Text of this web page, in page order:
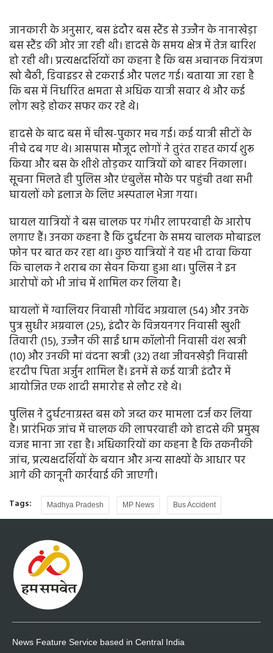
जानकारी के अनुसार, बस इंदौर बस स्टैंड से उज्जैन के नानाखेड़ा
बस स्टैंड की ओर जा रही थी। हादसे के समय क्षेत्र में तेज बारिश
हो रही थी। प्रत्यक्षदर्शियों का कहना है कि बस अचानक नियंत्रण
खो बैठी, डिवाइडर से टकराई और पलट गई। बताया जा रहा है
कि बस में निर्धारित क्षमता से अधिक यात्री सवार थे और कई
लोग खड़े होकर सफर कर रहे थे।
हादसे के बाद बस में चीख-पुकार मच गई। कई यात्री सीटों के
नीचे दब गए थे। आसपास मौजूद लोगों ने तुरंत राहत कार्य शुरू
किया और बस के शीशे तोड़कर यात्रियों को बाहर निकाला।
सूचना मिलते ही पुलिस और एंबुलेंस मौके पर पहुंची तथा सभी
घायलों को इलाज के लिए अस्पताल भेजा गया।
घायल यात्रियों ने बस चालक पर गंभीर लापरवाही के आरोप
लगाए हैं। उनका कहना है कि दुर्घटना के समय चालक मोबाइल
फोन पर बात कर रहा था। कुछ यात्रियों ने यह भी दावा किया
कि चालक ने शराब का सेवन किया हुआ था। पुलिस ने इन
आरोपों को भी जांच में शामिल कर लिया है।
घायलों में ग्वालियर निवासी गोविंद अग्रवाल (54) और उनके
पुत्र सुधीर अग्रवाल (25), इंदौर के विजयनगर निवासी खुशी
तिवारी (15), उज्जैन की साईं धाम कॉलोनी निवासी वंश खत्री
(10) और उनकी मां वंदना खत्री (32) तथा जीवनखेड़ी निवासी
हरदीप पिता अर्जुन शामिल हैं। इनमें से कई यात्री इंदौर में
आयोजित एक शादी समारोह से लौट रहे थे।
पुलिस ने दुर्घटनाग्रस्त बस को जब्त कर मामला दर्ज कर लिया
है। प्रारंभिक जांच में चालक की लापरवाही को हादसे की प्रमुख
वजह माना जा रहा है। अधिकारियों का कहना है कि तकनीकी
जांच, प्रत्यक्षदर्शियों के बयान और अन्य साक्ष्यों के आधार पर
आगे की कानूनी कार्रवाई की जाएगी।
Tags: Madhya Pradesh MP News Bus Accident
News Feature Service based in Central India